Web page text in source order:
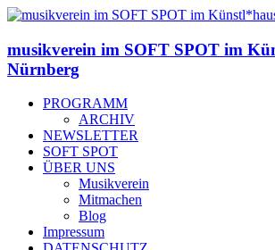
musikverein im SOFT SPOT im
Nürnberg
PROGRAMM
ARCHIV
NEWSLETTER
SOFT SPOT
ÜBER UNS
Musikverein
Mitmachen
Blog
Impressum